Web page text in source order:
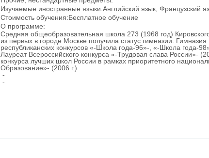
Изучаемые иностранные языки:Английский язык, Французский
Стоимость обучения:Бесплатное обучение
О программе:
Средняя общеобразовательная школа 273 (1968 год)
из первых в городе Москве получила статус гимназии.
республиканских конкурсов «-Школа года-96»-, «-Школа года-
Лауреат Всероссийского конкурса «-Трудовая слава России»-
конкурса лучших школ России в рамках приоритетного
Образование»- (2006 г.)
-
-